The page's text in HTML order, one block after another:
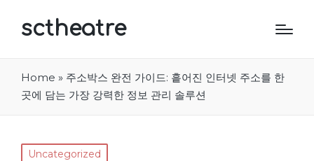
sctheatre
Home » 주소박스 완전 가이드: 흩어진 인터넷 주소를 한
곳에 담는 가장 강력한 정보 관리 솔루션
Posted
Uncategorized